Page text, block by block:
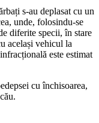
s-au deplasat cu un
unde, folosindu-se
diferite specii, în stare
același vehicul la
este estimat
cu închisoarea,